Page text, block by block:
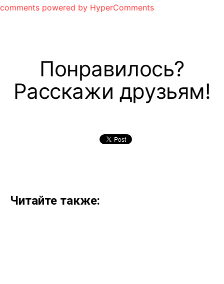
comments powered by HyperComments
Понравилось?
Расскажи друзьям!
Читайте также: